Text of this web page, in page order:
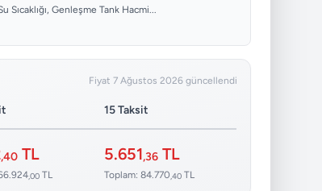
Sıcaklığı, Genleşme Tank Hacmi...
Fiyat 7 Ağustos 2026 güncellendi
15 Taksit
,40 TL
,00 TL
5.651,36 TL
Toplam: 84.770 ,40 TL